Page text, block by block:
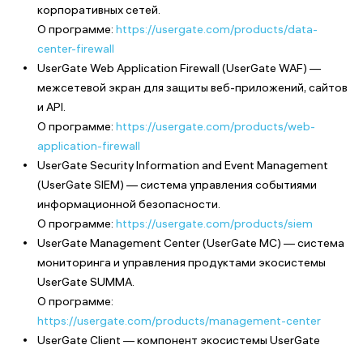
корпоративных сетей.
О программе: https://usergate.com/products/data-
center-firewall
UserGate Web Application Firewall (UserGate WAF) —
межсетевой экран для защиты веб-приложений, сайтов
и API.
О программе: https://usergate.com/products/web-
application-firewall
UserGate Security Information and Event Management
(UserGate SIEM) — система управления событиями
информационной безопасности.
О программе: https://usergate.com/products/siem
UserGate Management Center (UserGate МС) — система
мониторинга и управления продуктами экосистемы
UserGate SUMMA.
О программе:
https://usergate.com/products/management-center
UserGate Client — компонент экосистемы UserGate